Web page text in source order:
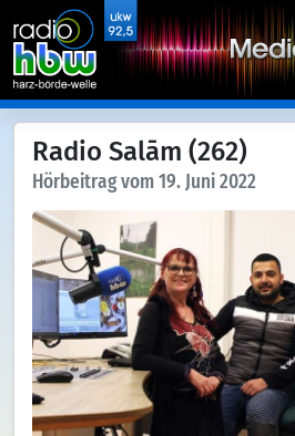
Radio Salām (262)
Hörbeitrag vom 19. Juni 2022